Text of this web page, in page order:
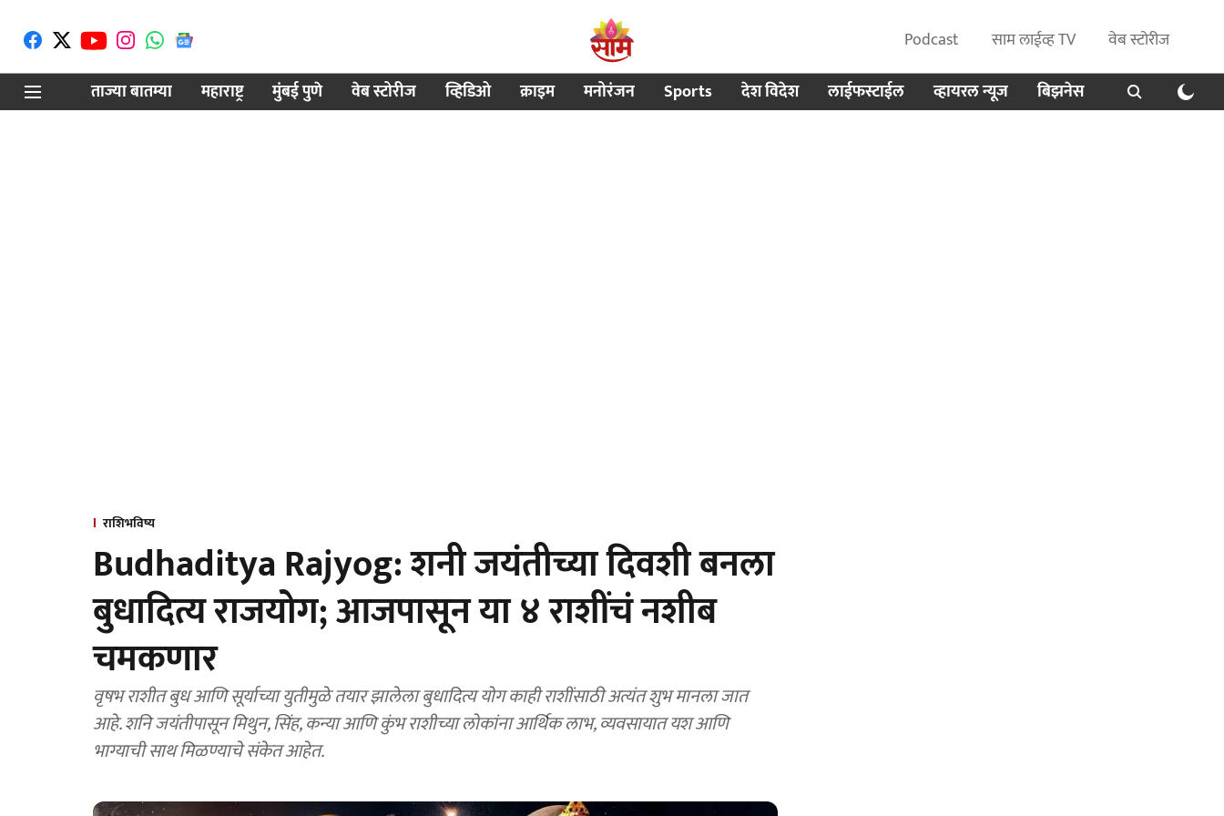
Podcast साम लाईव्ह TV
वेब स्टोरीज
ताज्या बातम्या
महाराष्ट्र मुंबई पुणे वेब स्टोरीज व्हिडिओ क्राइम मनोरंजन Sports देश विदेश लाईफस्टाईल व्हायरल न्यूज बिझनेस
राशिभविष्य
Budhaditya Rajyog: शनी जयंतीच्या दिवशी बनला
बुधादित्य राजयोग; आजपासून या ४ राशींचं नशीब
चमकणार
वृषभ राशीत बुध आणि सूर्याच्या युतीमुळे तयार झालेला बुधादित्य योग काही राशींसाठी अत्यंत शुभ मानला जात
आहे. शनि जयंतीपासून मिथुन, सिंह, कन्या आणि कुंभ राशीच्या लोकांना आर्थिक लाभ, व्यवसायात यश आणि
भाग्याची साथ मिळण्याचे संकेत आहेत.